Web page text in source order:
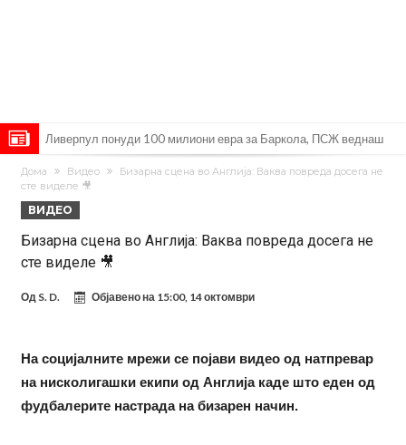
Ливерпул понуди 100 милиони евра за Баркола, ПСЖ веднаш
побара уште 50 милиони
Јувентус се насочил кон напаѓач на Манчестер Јунајтед
Модриќ откри што го натерало да остане во Милан
Арсенал и Њукасл веќе се договорија, Гимарејш заминува
АРСЕНАЛ ГО ЛАДИ ШАМПАЊОТ: Винисиус на праг на Лондон!
Решено е: Реал Мадрид го испраќа својот млад талент во Серија
“А”
Лукаку бара нов клуб
Тотенхем започна преговори со Гакпо
Дома Видео
Бизарна сцена во Англија: Ваква повреда досега не
сте виделе 🎥
ВИДЕО
Бизарна сцена во Англија: Ваква повреда досега не
сте виделе 🎥
Од S. D. Објавено на 15:00, 14 октомври
На социјалните мрежи се појави видео од натпревар
на нисколигашки екипи од Англија каде што еден од
фудбалерите настрада на бизарен начин.